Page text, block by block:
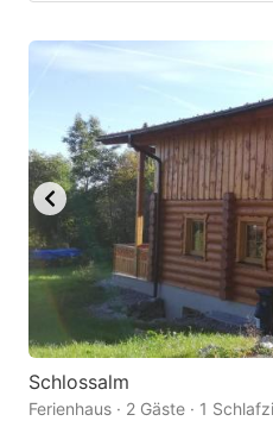
Schlossalm
Ferienhaus · 2 Gäste · 1